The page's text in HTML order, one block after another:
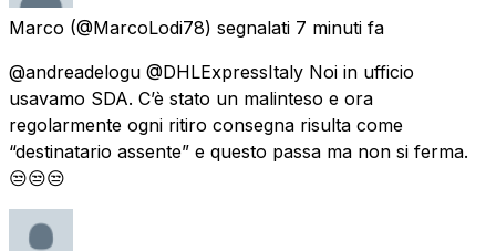
Marco (@MarcoLodi78) segnalati 7 minuti fa
@andreadelogu @DHLExpressItaly Noi in ufficio
usavamo SDA. C’è stato un malinteso e ora
regolarmente ogni ritiro consegna risulta come
“destinatario assente” e questo passa ma non si ferma.
😒😒😒